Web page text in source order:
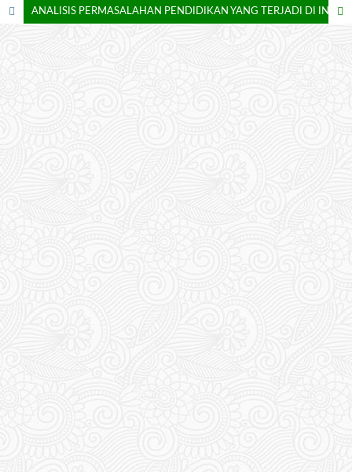
ANALISIS PERMASALAHAN PENDIDIKAN YANG TERJADI DI INDONESIA